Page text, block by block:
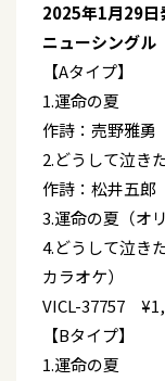
2025年1月29日
ニューシングル
【Aタイプ】
1.運命の夏
作詩：売野雅
2.どうして泣き
作詩：松井五
3.運命の夏（オ
4.どうして泣き
カラオケ）
VICL-37757
【Bタイプ】
1.運命の夏